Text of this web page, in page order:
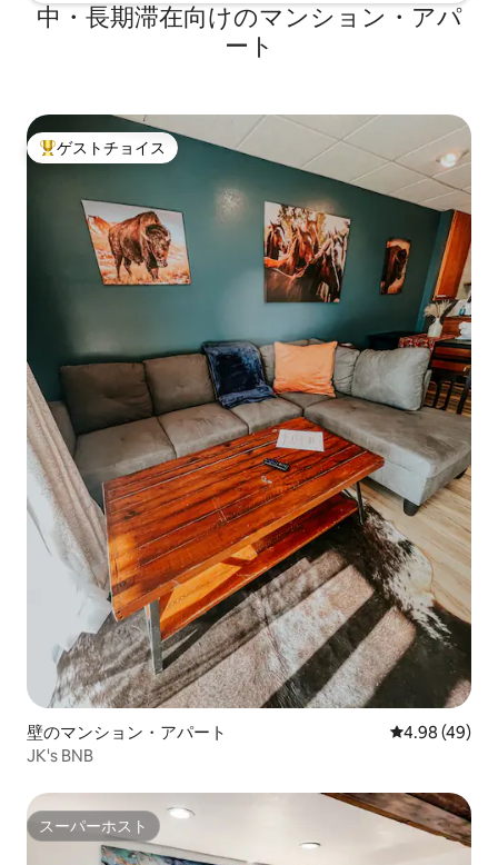
中・長期滞在向けのマンション・アパ
ート
大好評のゲストチョイスです。
ゲストチョイス
壁のマンション・アパート レビュー49
4.98 (49)
JK's BNB
スーパーホスト
スーパーホスト